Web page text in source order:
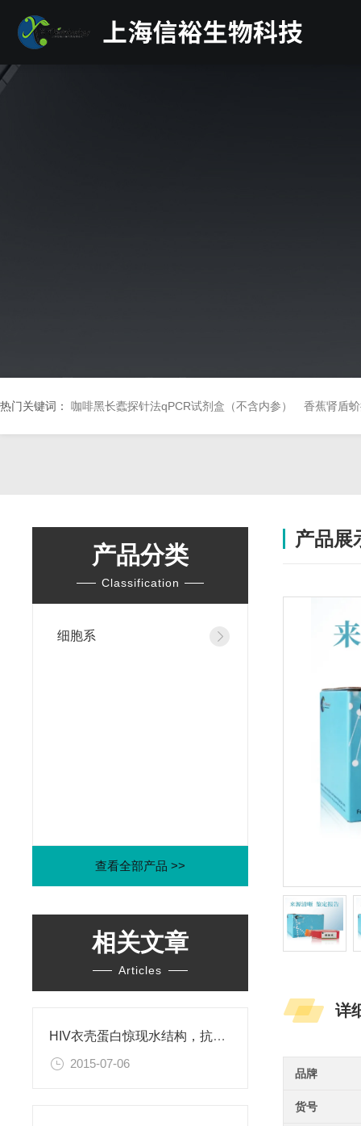
热门关键词： 咖啡黑长蠹探针法qPCR试剂盒（不含内参） 香蕉肾盾
产品分类
Classification
细胞系
查看全部产品 >>
相关文章
Articles
HIV衣壳蛋白惊现水结构，抗艾药物新思路
2015-07-06
产品展
详
品牌
货号